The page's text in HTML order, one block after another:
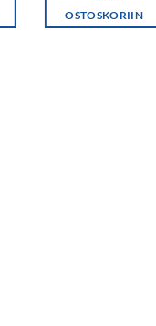
OSTOSKORIIN